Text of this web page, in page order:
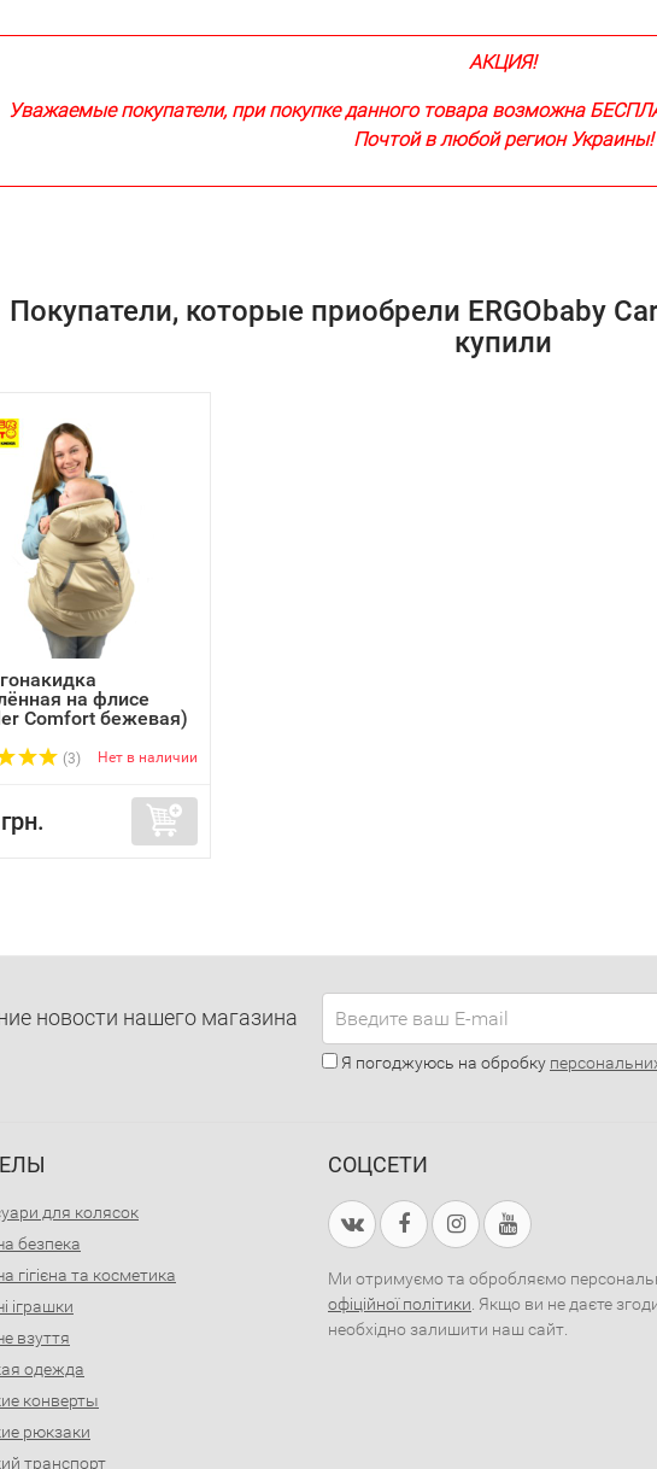
АКЦИЯ!
Уважаемые покупатели, при покупке данного товара возможна
Почтой в любой регион Украины!
Покупатели, которые приобрели ERGObaby
купили
на флисе
Comfort бежевая)
(3) Нет в наличии
новости нашего магазина
Я погоджуюсь на обробку
для колясок
безпека
гігієна та косметика
іграшки
взуття
одежда
конверты
рюкзаки
транспорт
СОЦСЕТИ
Ми отримуємо та обробляємо
офіційної політики . Якщо ви не даєте
необхідно залишити наш сайт.